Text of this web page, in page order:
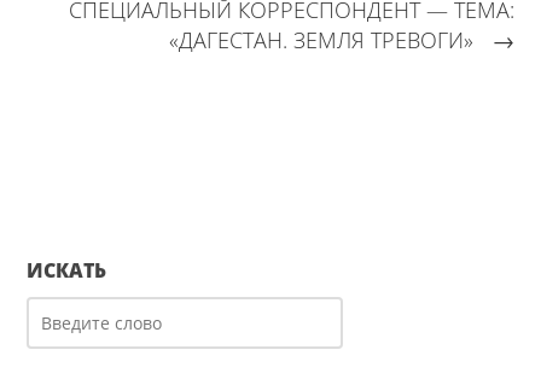
СПЕЦИАЛЬНЫЙ КОРРЕСПОНДЕНТ — ТЕМА:
«ДАГЕСТАН. ЗЕМЛЯ ТРЕВОГИ»
→
ИСКАТЬ